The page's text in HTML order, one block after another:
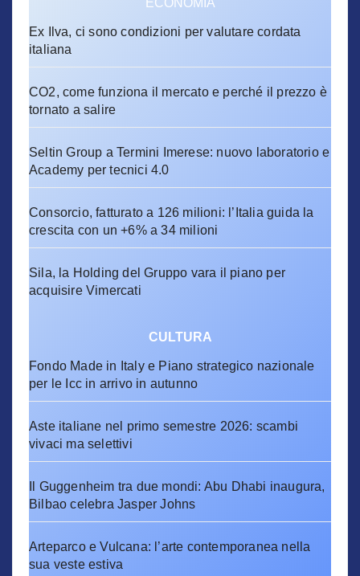
ECONOMIA
Ex Ilva, ci sono condizioni per valutare cordata
italiana
CO2, come funziona il mercato e perché il prezzo è
tornato a salire
Seltin Group a Termini Imerese: nuovo laboratorio e
Academy per tecnici 4.0
Consorcio, fatturato a 126 milioni: l’Italia guida la
crescita con un +6% a 34 milioni
Sila, la Holding del Gruppo vara il piano per
acquisire Vimercati
CULTURA
Fondo Made in Italy e Piano strategico nazionale
per le Icc in arrivo in autunno
Aste italiane nel primo semestre 2026: scambi
vivaci ma selettivi
Il Guggenheim tra due mondi: Abu Dhabi inaugura,
Bilbao celebra Jasper Johns
Arteparco e Vulcana: l’arte contemporanea nella
sua veste estiva